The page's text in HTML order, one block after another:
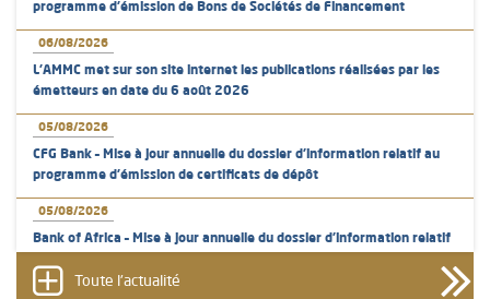
programme d'émission de Bons de Sociétés de Financement
06/08/2026
L’AMMC met sur son site internet les publications réalisées par les
émetteurs en date du 6 août 2026
05/08/2026
CFG Bank – Mise à jour annuelle du dossier d’information relatif au
programme d'émission de certificats de dépôt
05/08/2026
Bank of Africa – Mise à jour annuelle du dossier d’information relatif
05/08/2026
Toute l'actualité